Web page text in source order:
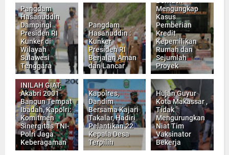
Pangdam
Hasanuddin
Dampingi
Presiden RI
Kunker di
Wilayah
Sulawesi
Tenggara
Pangdam
Hasanuddin :
Kunker
Presiden RI
Berjalan Aman
dan Lancar
Mengungkap
Kasus
Pemberian
Kredit
Kepemilikan
Rumah dan
Sejumlah
Proyek
INILAH GIAT,
Akabri 2001
Bangun Tempat
Ibadah, Kapolri:
Komitmen
Sinergitas TNI-
Polri Jaga
Keberagaman
Kapolres,
Dandim
Bersama Kajari
Takalar, Hadiri
Pelantikan 22
Kepala Desa
Terpilih
Hujan Guyur
Kota Makassar ,
Tidak
Mengurungkan
Niat Tim
Vaksinator
Bekerja